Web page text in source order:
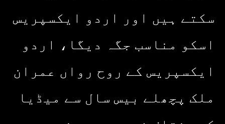
سکتے ہیں اور اردو ایکسپریس
اسکو مناسب جگہ دیگا، اردو
ایکسپریس کے روح رواں عمران
ملک پچھلے بیس سال سے میڈیا